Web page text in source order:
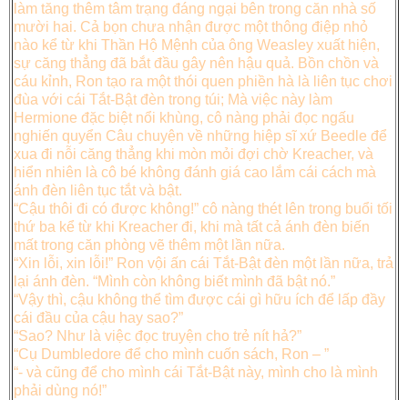
làm tăng thêm tâm trạng đáng ngại bên trong căn nhà số
mười hai. Cả bọn chưa nhận được một thông điệp nhỏ
nào kể từ khi Thần Hộ Mệnh của ông Weasley xuất hiện,
sự căng thẳng đã bắt đầu gây nên hậu quả. Bồn chồn và
cáu kỉnh, Ron tạo ra một thói quen phiền hà là liên tục chơi
đùa với cái Tắt-Bật đèn trong túi; Mà việc này làm
Hermione đặc biệt nổi khùng, cô nàng phải đọc ngấu
nghiến quyển Câu chuyện về những hiệp sĩ xứ Beedle để
xua đi nỗi căng thẳng khi mòn mỏi đợi chờ Kreacher, và
hiển nhiên là cô bé không đánh giá cao lắm cái cách mà
ánh đèn liên tục tắt và bật.
“Cậu thôi đi có được không!” cô nàng thét lên trong buổi tối
thứ ba kể từ khi Kreacher đi, khi mà tất cả ánh đèn biến
mất trong căn phòng vẽ thêm một lần nữa.
“Xin lỗi, xin lỗi!” Ron vội ấn cái Tắt-Bật đèn một lần nữa, trả
lại ánh đèn. “Mình còn không biết mình đã bật nó.”
“Vậy thì, cậu không thể tìm được cái gì hữu ích để lấp đầy
cái đầu của cậu hay sao?”
“Sao? Như là việc đọc truyện cho trẻ nít hả?”
“Cụ Dumbledore để cho mình cuốn sách, Ron – ”
“- và cũng để cho mình cái Tắt-Bật này, mình cho là mình
phải dùng nó!”